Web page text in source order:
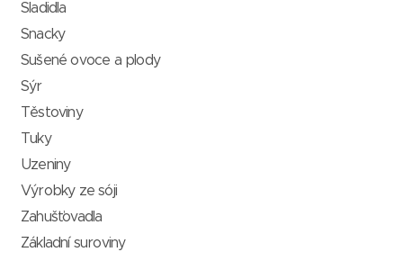
Sladidla
Snacky
Sušené ovoce a plody
Sýr
Těstoviny
Tuky
Uzeniny
Výrobky ze sóji
Zahušťovadla
Základní suroviny